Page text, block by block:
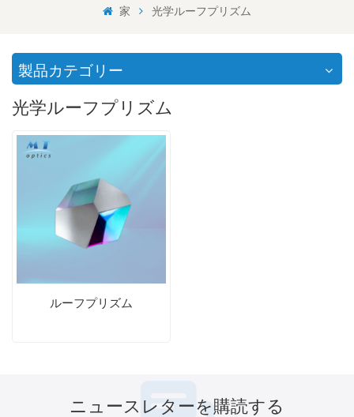
家 光学ルーフプリズム
製品カテゴリー
光学ルーフプリズム
ルーフプリズム
ニュースレターを購読する